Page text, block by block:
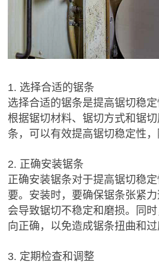
1. 选择合适的锯条
选择合适的锯条是提高锯切稳定
根据锯切材料、锯切方式和锯
条，可以有效提高锯切稳定性，
2. 正确安装锯条
正确安装锯条对于提高锯切稳
要。安装时，要确保锯条张紧
会导致锯切不稳定和磨损。同
向正确，以免造成锯条扭曲和过
3. 定期检查和调整